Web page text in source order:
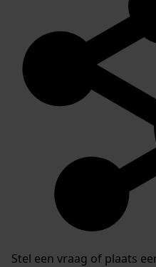
Stel een vraag of plaats